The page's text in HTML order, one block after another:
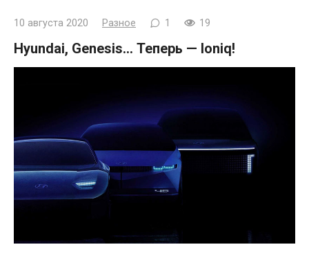
10 августа 2020 Разное 1 19
Hyundai, Genesis… Теперь — Ioniq!